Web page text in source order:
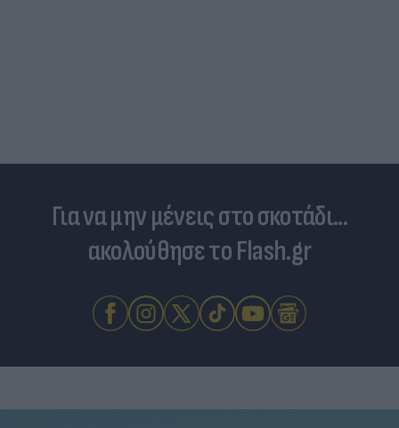
Για να μην μένεις στο σκοτάδι...
ακολούθησε το Flash.gr